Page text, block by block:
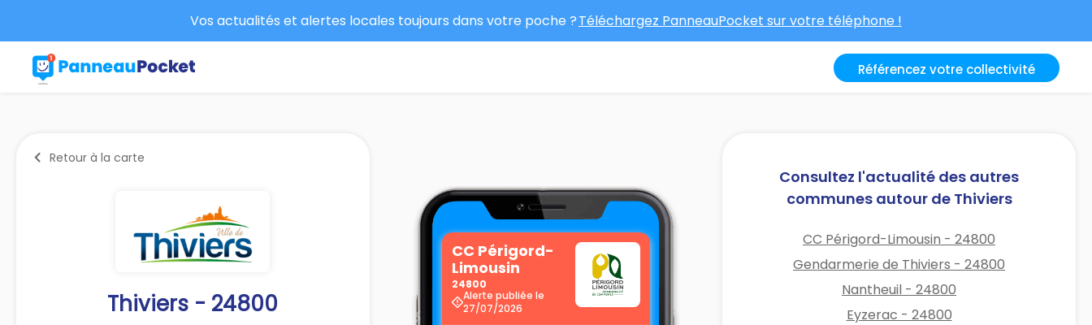
Vos actualités et alertes locales toujours dans votre poche ?Téléchargez PanneauPocket sur votre téléphone !
Référencez votre collectivité
Retour à la carte
Thiviers - 24800
CC Périgord-
Limousin
24800
Alerte publiée le
27/07/2026
Consultez l'actualité des autres
communes autour de Thiviers
CC Périgord-Limousin - 24800
Gendarmerie de Thiviers - 24800
Nantheuil - 24800
Eyzerac - 24800